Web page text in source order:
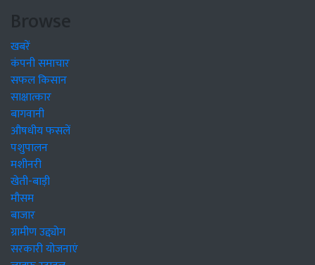
Browse
खबरें
कंपनी समाचार
सफल किसान
साक्षात्कार
बागवानी
औषधीय फसलें
पशुपालन
मशीनरी
खेती-बाड़ी
मौसम
बाजार
ग्रामीण उद्द्योग
सरकारी योजनाएं